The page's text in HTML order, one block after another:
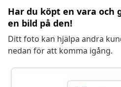
Har du köpt en vara och
en bild på den!
Ditt foto kan hjälpa andra
nedan för att komma igång.